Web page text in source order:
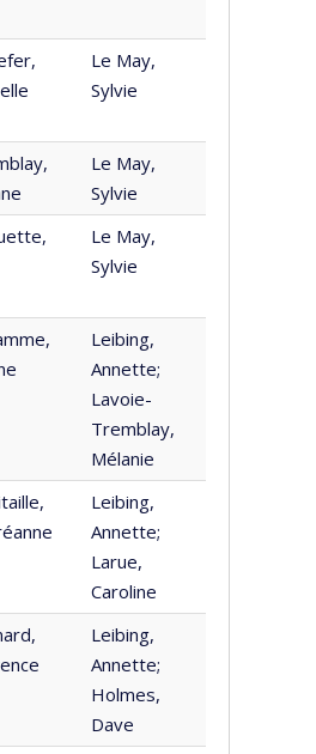
Le May,
Sylvie
Le May,
Sylvie
Le May,
Sylvie
Leibing,
Annette;
Lavoie-
Tremblay,
Mélanie
Leibing,
Annette;
Larue,
Caroline
Leibing,
Annette;
Holmes,
Dave